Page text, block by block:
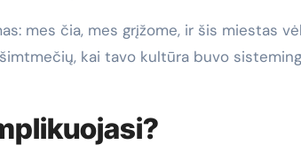
mes čia, mes grįžome, ir šis miestas
kai tavo kultūra buvo